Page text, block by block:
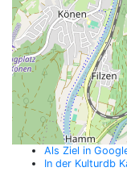
Als Ziel in
In der Kulturdb